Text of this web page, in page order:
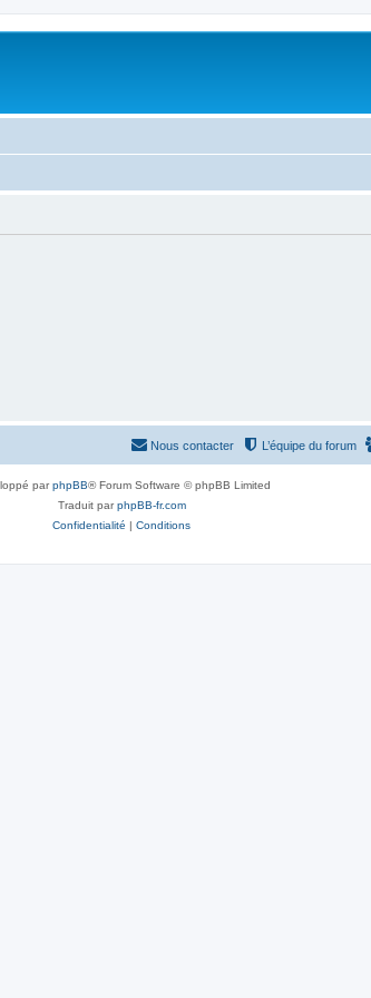
L’équipe du forum
Nous contacter
parphpBB® Forum Software © phpBB Limited
Traduit parphpBB-fr.com
Confidentialité | Conditions